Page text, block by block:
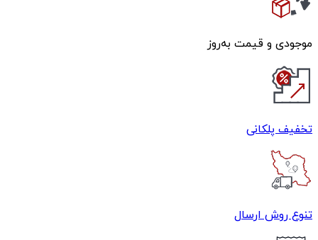
موجودی و قیمت به‌روز
تخفیف پلکانی
تنوع روش ارسال